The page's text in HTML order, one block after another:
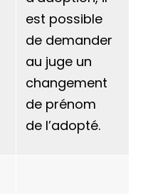
est possible
de demander
au juge un
changement
de prénom
de l’adopté.